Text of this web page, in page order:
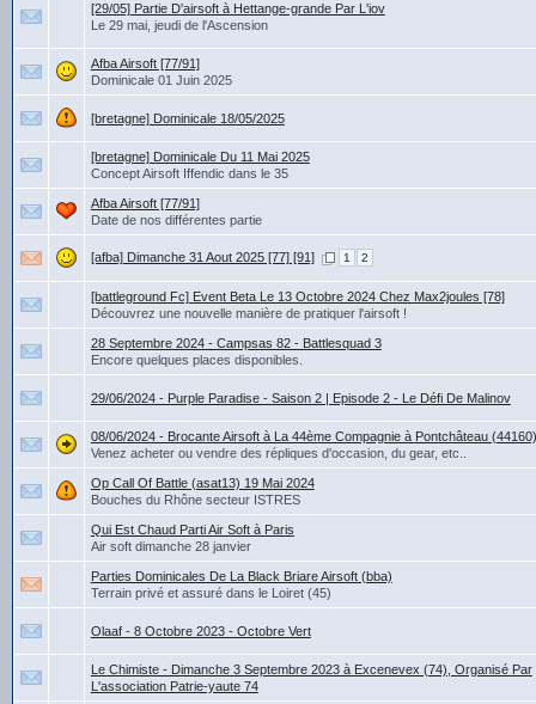
[29/05] Partie D'airsoft à Hettange-grande Par L'iov
Le 29 mai, jeudi de l'Ascension
Afba Airsoft [77/91]
Dominicale 01 Juin 2025
[bretagne] Dominicale 18/05/2025
[bretagne] Dominicale Du 11 Mai 2025
Concept Airsoft Iffendic dans le 35
Afba Airsoft [77/91]
Date de nos différentes partie
[afba] Dimanche 31 Aout 2025 [77] [91] 1 2
[battleground Fc] Event Beta Le 13 Octobre 2024 Chez Max2joules [78]
Découvrez une nouvelle manière de pratiquer l'airsoft !
28 Septembre 2024 - Campsas 82 - Battlesquad 3
Encore quelques places disponibles.
29/06/2024 - Purple Paradise - Saison 2 | Episode 2 - Le Défi De Malinov
08/06/2024 - Brocante Airsoft à La 44ème Compagnie à Pontchâteau (44160)
Venez acheter ou vendre des répliques d'occasion, du gear, etc..
Op Call Of Battle (asat13) 19 Mai 2024
Bouches du Rhône secteur ISTRES
Qui Est Chaud Parti Air Soft à Paris
Air soft dimanche 28 janvier
Parties Dominicales De La Black Briare Airsoft (bba)
Terrain privé et assuré dans le Loiret (45)
Olaaf - 8 Octobre 2023 - Octobre Vert
Le Chimiste - Dimanche 3 Septembre 2023 à Excenevex (74), Organisé Par
L'association Patrie-yaute 74